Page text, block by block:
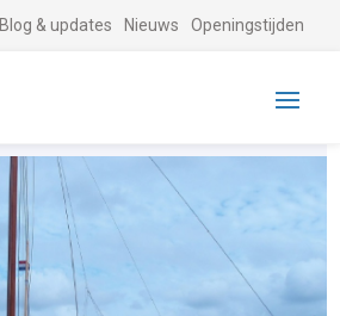
Blog & updates Nieuws Openingstijden